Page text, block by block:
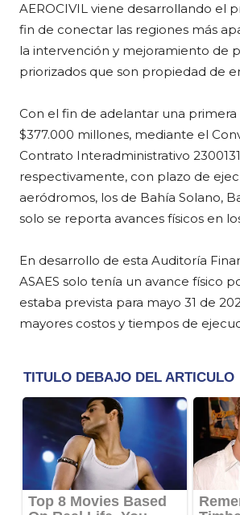
AEROCIVIL viene desarrollando el
fin de conectar las regiones más
la intervención y mejoramiento de
priorizados que son propiedad de
Con el fin de adelantar una
$377.000 millones, mediante el
Contrato Interadministrativo
respectivamente, con plazo de
aeródromos, los de Bahía Solano,
solo se reporta avances físicos en
En desarrollo de esta Auditoría
ASAES solo tenía un avance físico
estaba prevista para mayo 31 de
mayores costos y tiempos de